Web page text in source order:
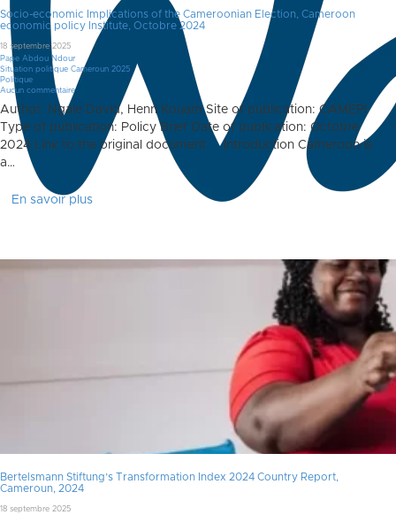
Socio-economic Implications of the Cameroonian Election, Cameroon
economic policy Institute, Octobre 2024
18 septembre 2025
Pape Abdou Ndour
Situation politique Cameroun 2025
Politique
Aucun commentaire
Author: Ngale David, Henri Kouam Site of publication: CAMEPI
Type of publication: Policy Brief Date of publication: Octobre
2024 Link to the original document Introduction Cameroon is
a…
En savoir plus
Bertelsmann Stiftung’s Transformation Index 2024 Country Report,
Cameroun, 2024
18 septembre 2025